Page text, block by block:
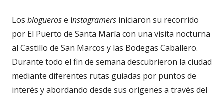
Los bloguerose instagramers iniciaron su recorrido
por El Puerto de Santa María con una visita nocturna
al Castillo de San Marcos y las Bodegas Caballero.
Durante todo el fin de semana descubrieron la ciudad
mediante diferentes rutas guiadas por puntos de
interés y abordando desde sus orígenes a través del